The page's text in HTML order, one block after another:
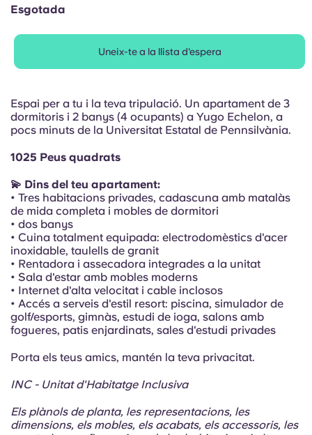
Deutsch
Italian
French
Esgotada
Uneix-te a la llista d'espera
Espai per a tu i la teva tripulació. Un apartament de 3
dormitoris i 2 banys (4 ocupants) a Yugo Echelon, a
pocs minuts de la Universitat Estatal de Pennsilvània.
1025 Peus quadrats
💫 Dins del teu apartament:
• Tres habitacions privades, cadascuna amb matalàs
de mida completa i mobles de dormitori
• dos banys
• Cuina totalment equipada: electrodomèstics d'acer
inoxidable, taulells de granit
• Rentadora i assecadora integrades a la unitat
• Sala d'estar amb mobles moderns
• Internet d'alta velocitat i cable inclosos
• Accés a serveis d'estil resort: piscina, simulador de
golf/esports, gimnàs, estudi de ioga, salons amb
fogueres, patis enjardinats, sales d'estudi privades
Porta els teus amics, mantén la teva privacitat.
INC - Unitat d'Habitatge Inclusiva
Els plànols de planta, les representacions, les
dimensions, els mobles, els acabats, els accessoris, les